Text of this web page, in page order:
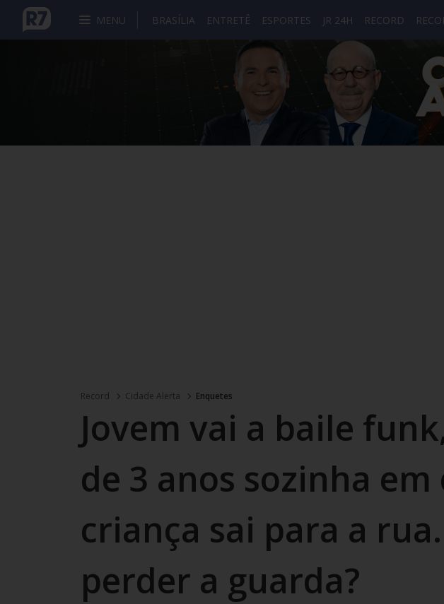
MENU BRASÍLIA ENTRETÊ ESPORTES JR 24H RECORD
Record Cidade Alerta Enquetes
Jovem vai a baile
de 3 anos sozinha em
criança sai para a
perder a guarda?